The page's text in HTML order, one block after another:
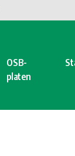
OSB-
platen